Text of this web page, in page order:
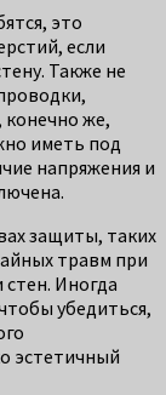
это
если
Также не
конечно же,
иметь под
напряжения и
защиты, таких
травм при
Иногда
убедиться,
эстетичный